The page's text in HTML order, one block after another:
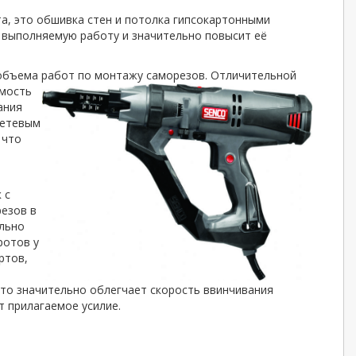
это обшивка стен и потолка гипсокартонными
работу и значительно повысит её
работ по монтажу саморезов. Отличительной
с
в
у
значительно облегчает скорость ввинчивания
усилие.